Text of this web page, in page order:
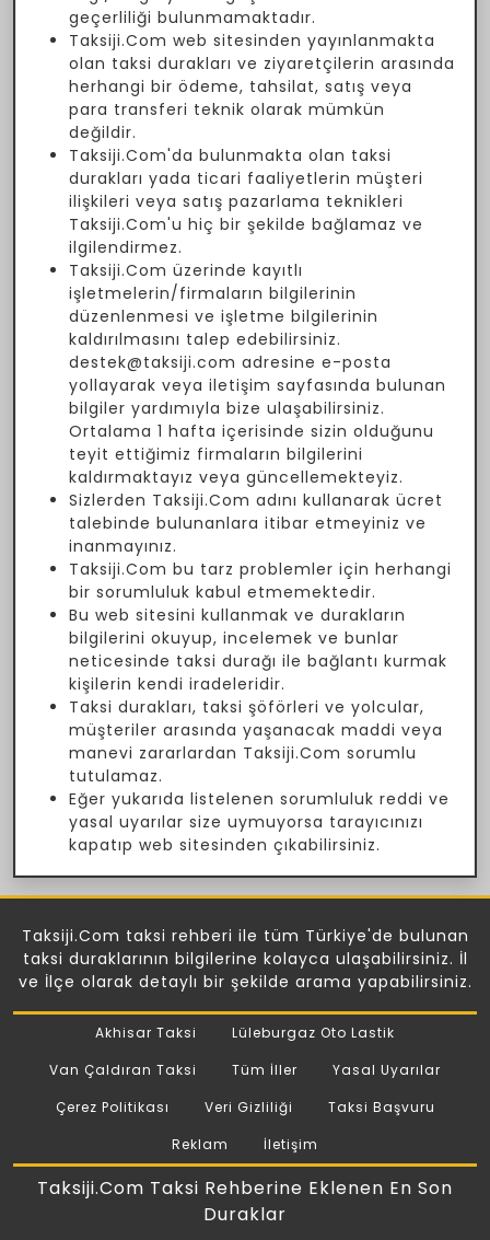
geçerliliği bulunmamaktadır.
Taksiji.Com web sitesinden yayınlanmakta
olan taksi durakları ve ziyaretçilerin arasında
herhangi bir ödeme, tahsilat, satış veya
para transferi teknik olarak mümkün
değildir.
Taksiji.Com'da bulunmakta olan taksi
durakları yada ticari faaliyetlerin müşteri
ilişkileri veya satış pazarlama teknikleri
Taksiji.Com'u hiç bir şekilde bağlamaz ve
ilgilendirmez.
Taksiji.Com üzerinde kayıtlı
işletmelerin/firmaların bilgilerinin
düzenlenmesi ve işletme bilgilerinin
kaldırılmasını talep edebilirsiniz.
destek@taksiji.com adresine e-posta
yollayarak veya iletişim sayfasında bulunan
bilgiler yardımıyla bize ulaşabilirsiniz.
Ortalama 1 hafta içerisinde sizin olduğunu
teyit ettiğimiz firmaların bilgilerini
kaldırmaktayız veya güncellemekteyiz.
Sizlerden Taksiji.Com adını kullanarak ücret
talebinde bulunanlara itibar etmeyiniz ve
inanmayınız.
Taksiji.Com bu tarz problemler için herhangi
bir sorumluluk kabul etmemektedir.
Bu web sitesini kullanmak ve durakların
bilgilerini okuyup, incelemek ve bunlar
neticesinde taksi durağı ile bağlantı kurmak
kişilerin kendi iradeleridir.
Taksi durakları, taksi şöförleri ve yolcular,
müşteriler arasında yaşanacak maddi veya
manevi zararlardan Taksiji.Com sorumlu
tutulamaz.
Eğer yukarıda listelenen sorumluluk reddi ve
yasal uyarılar size uymuyorsa tarayıcınızı
kapatıp web sitesinden çıkabilirsiniz.
Taksiji.Com taksi rehberi ile tüm Türkiye'de bulunan
taksi duraklarının bilgilerine kolayca ulaşabilirsiniz. İl
ve İlçe olarak detaylı bir şekilde arama yapabilirsiniz.
Akhisar Taksi
Lüleburgaz Oto Lastik
Van Çaldıran Taksi
Tüm İller
Yasal Uyarılar
Çerez Politikası
Veri Gizliliği
Taksi Başvuru
Reklam
İletişim
Taksiji.Com Taksi Rehberine Eklenen En Son
Duraklar